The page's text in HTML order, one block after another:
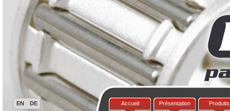
Accueil Présentation Produits